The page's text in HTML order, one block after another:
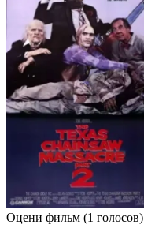
Оцени фильм (1 голосов)